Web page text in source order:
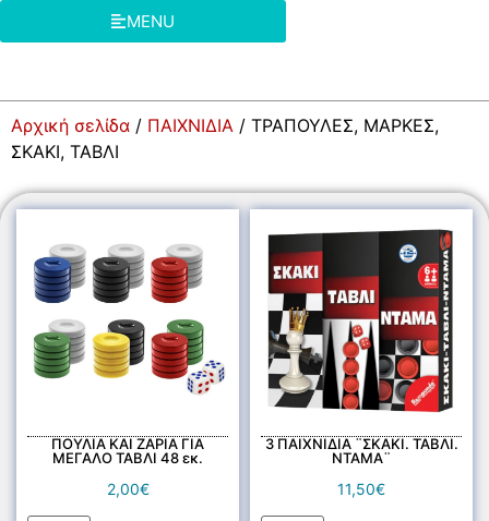
MENU
Αρχική σελίδα / ΠΑΙΧΝΙΔΙΑ / ΤΡΑΠΟΥΛΕΣ, ΜΑΡΚΕΣ,
ΣΚΑΚΙ, ΤΑΒΛΙ
ΠΟΥΛΙΑ ΚΑΙ ΖΑΡΙΑ ΓΙΑ
ΜΕΓΑΛΟ ΤΑΒΛΙ 48 εκ.
2,00€
3 ΠΑΙΧΝΙΔΙΑ ¨ΣΚΑΚΙ. ΤΑΒΛΙ.
ΝΤΑΜΑ¨
11,50€